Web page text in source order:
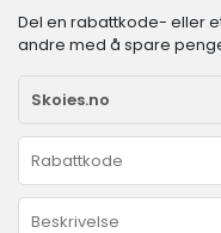
Del en rabattkode- eller
andre med å spare